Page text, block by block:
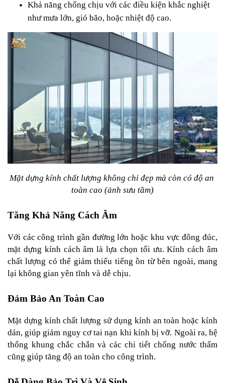
Khả năng chống chịu với các điều kiện khắc nghiệt
như mưa lớn, gió bão, hoặc nhiệt độ cao.
Mặt dựng kính chất lượng không chỉ đẹp mà còn có độ an
toàn cao (ảnh sưu tầm)
Tăng Khả Năng Cách Âm
Với các công trình gần đường lớn hoặc khu vực đông đúc,
mặt dựng kính cách âm là lựa chọn tối ưu. Kính cách âm
chất lượng có thể giảm thiểu tiếng ồn từ bên ngoài, mang
lại không gian yên tĩnh và dễ chịu.
Đảm Bảo An Toàn Cao
Mặt dựng kính chất lượng sử dụng kính an toàn hoặc kính
dán, giúp giảm nguy cơ tai nạn khi kính bị vỡ. Ngoài ra, hệ
thống khung chắc chắn và các chi tiết chống nước thấm
cũng giúp tăng độ an toàn cho công trình.